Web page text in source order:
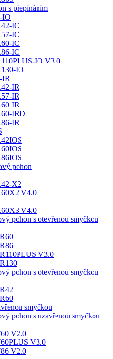
s přepínáním
IO
IO
IO
IO
IO
IO V3.0
IO
IR
IR
IR
IR
IRD
IR
pohon
X2
V4.0
V4.0
pohon s otevřenou smyčkou
V3.0
pohon s otevřenou smyčkou
smyčkou
pohon s uzavřenou smyčkou
V2.0
V3.0
V2.0